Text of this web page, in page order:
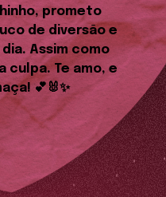
prometo
de diversão e
Assim como
culpa. Te amo, e
💕🐰✨